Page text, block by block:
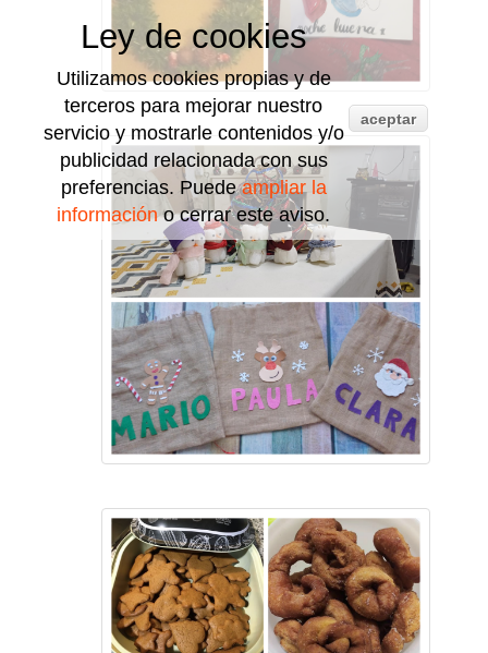
Ley de cookies
Utilizamos cookies propias y de
terceros para mejorar nuestro
servicio y mostrarle contenidos y/o
publicidad relacionada con sus
preferencias. Puedeampliar la
informacióno cerrar este aviso.
aceptar